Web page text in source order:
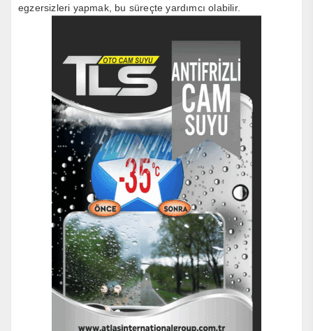
egzersizleri yapmak, bu süreçte yardımcı olabilir.